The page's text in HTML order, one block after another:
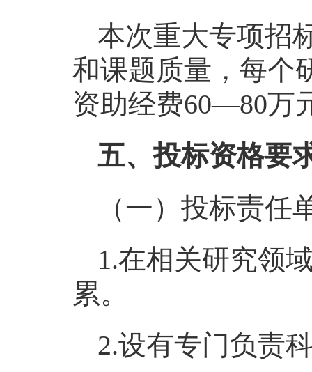
本次重大专项招
和课题质量，每个
资助经费60—80万
五、投标资格要
（一）投标责任
1.在相关研究领
累。
2.设有专门负责